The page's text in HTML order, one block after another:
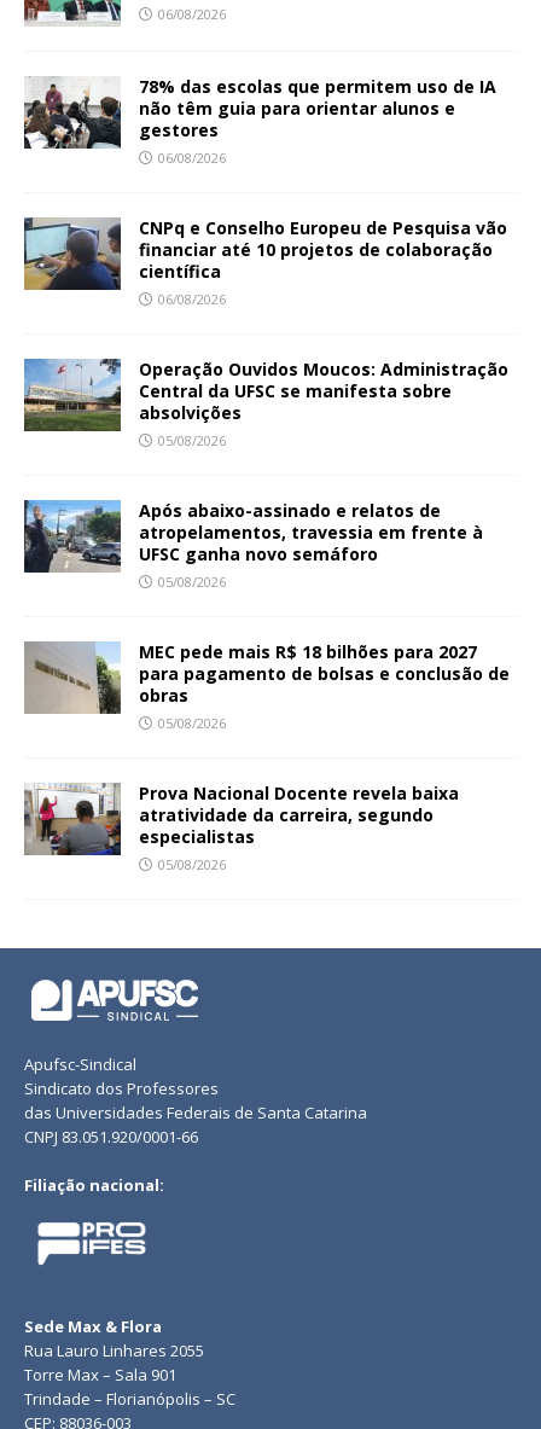
06/08/2026
78% das escolas que permitem uso de IA
não têm guia para orientar alunos e
gestores
06/08/2026
CNPq e Conselho Europeu de Pesquisa vão
financiar até 10 projetos de colaboração
científica
06/08/2026
Operação Ouvidos Moucos: Administração
Central da UFSC se manifesta sobre
absolvições
05/08/2026
Após abaixo-assinado e relatos de
atropelamentos, travessia em frente à
UFSC ganha novo semáforo
05/08/2026
MEC pede mais R$ 18 bilhões para 2027
para pagamento de bolsas e conclusão de
obras
05/08/2026
Prova Nacional Docente revela baixa
atratividade da carreira, segundo
especialistas
05/08/2026
Apufsc-Sindical
Sindicato dos Professores
das Universidades Federais de Santa Catarina
CNPJ 83.051.920/0001-66
Filiação nacional:
Sede Max & Flora
Rua Lauro Linhares 2055
Torre Max – Sala 901
Trindade – Florianópolis – SC
CEP: 88036-003